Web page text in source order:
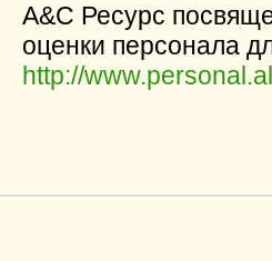
А&С Ресурс
оценки персонала
http://